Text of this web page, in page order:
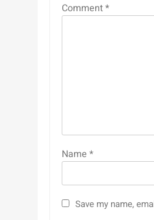
Comment*
Name *
Save my name,